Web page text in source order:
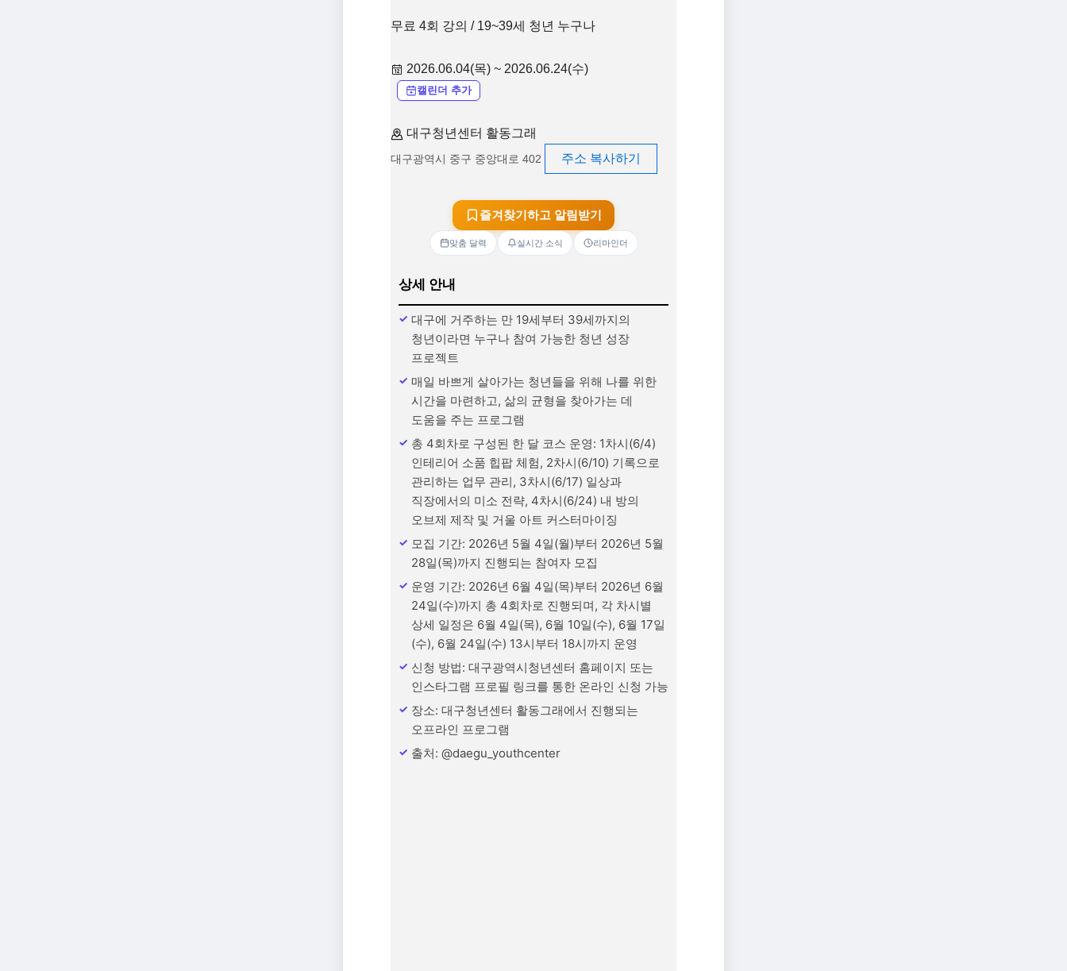
무료 4회 강의 / 19~39세 청년 누구나
2026.06.04(목) ~ 2026.06.24(수)
캘린더 추가
대구청년센터 활동그래
대구광역시 중구 중앙대로 402 주소 복사하기
즐겨찾기하고 알림받기
맞춤 달력 실시간 소식 리마인더
상세 안내
대구에 거주하는 만 19세부터 39세까지의
청년이라면 누구나 참여 가능한 청년 성장
프로젝트
매일 바쁘게 살아가는 청년들을 위해 나를 위한
시간을 마련하고, 삶의 균형을 찾아가는 데
도움을 주는 프로그램
총 4회차로 구성된 한 달 코스 운영: 1차시(6/4)
인테리어 소품 힙팝 체험, 2차시(6/10) 기록으로
관리하는 업무 관리, 3차시(6/17) 일상과
직장에서의 미소 전략, 4차시(6/24) 내 방의
오브제 제작 및 거울 아트 커스터마이징
모집 기간: 2026년 5월 4일(월)부터 2026년 5월
28일(목)까지 진행되는 참여자 모집
운영 기간: 2026년 6월 4일(목)부터 2026년 6월
24일(수)까지 총 4회차로 진행되며, 각 차시별
상세 일정은 6월 4일(목), 6월 10일(수), 6월 17일
(수), 6월 24일(수) 13시부터 18시까지 운영
신청 방법: 대구광역시청년센터 홈페이지 또는
인스타그램 프로필 링크를 통한 온라인 신청 가능
장소: 대구청년센터 활동그래에서 진행되는
오프라인 프로그램
출처: @daegu_youthcenter